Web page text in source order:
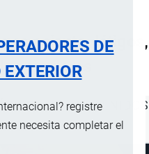
DE
registre
necesita completar el
asiento, látigos,
similares
ÍNDICE DE CONTENIDOS